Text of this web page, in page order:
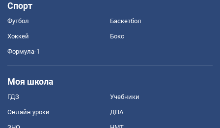
Спорт
Футбол Баскетбол
Хоккей Бокс
Формула-1
Моя школа
ГДЗ Учебники
Онлайн уроки ДПА